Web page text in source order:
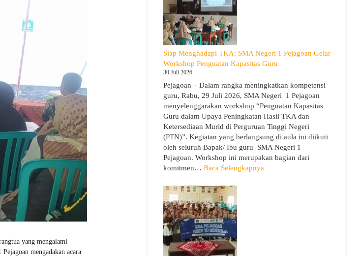
yang mengalami
mengadakan acara
Siap Menghadapi TKA: SMA Negeri 1 Pejagoan Gelar
Workshop Penguatan Kapasitas Guru
30 Juli 2026
Pejagoan – Dalam rangka meningkatkan kompetensi
guru, Rabu, 29 Juli 2026, SMA Negeri 1 Pejagoan
menyelenggarakan workshop “Penguatan Kapasitas
Guru dalam Upaya Peningkatan Hasil TKA dan
Ketersediaan Murid di Perguruan Tinggi Negeri
(PTN)”. Kegiatan yang berlangsung di aula ini diikuti
oleh seluruh Bapak/ Ibu guru SMA Negeri 1
Pejagoan. Workshop ini merupakan bagian dari
komitmen… Baca Selengkapnya